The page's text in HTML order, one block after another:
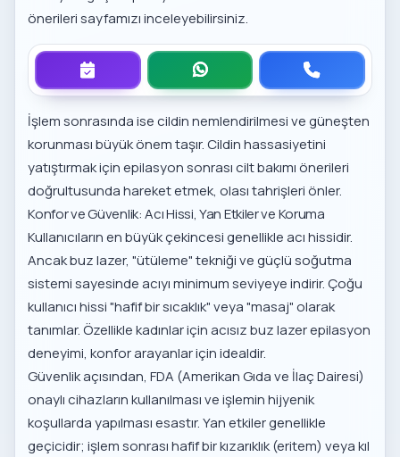
önerilerisayfamızı inceleyebilirsiniz.
İşlem sonrasında ise cildin nemlendirilmesi ve güneşten
korunması büyük önem taşır. Cildin hassasiyetini
yatıştırmak içinepilasyon sonrası cilt bakımı önerileri
doğrultusunda hareket etmek, olası tahrişleri önler.
Konfor ve Güvenlik: Acı Hissi, Yan Etkiler ve Koruma
Kullanıcıların en büyük çekincesi genellikle acı hissidir.
Ancak buz lazer, "ütüleme" tekniği ve güçlü soğutma
sistemi sayesinde acıyı minimum seviyeye indirir. Çoğu
kullanıcı hissi "hafif bir sıcaklık" veya "masaj" olarak
tanımlar. Özelliklekadınlar için acısız buz lazer epilasyon
deneyimi, konfor arayanlar için idealdir.
Güvenlik açısından, FDA (Amerikan Gıda ve İlaç Dairesi)
onaylı cihazların kullanılması ve işlemin hijyenik
koşullarda yapılması esastır. Yan etkiler genellikle
geçicidir; işlem sonrası hafif bir kızarıklık (eritem) veya kıl